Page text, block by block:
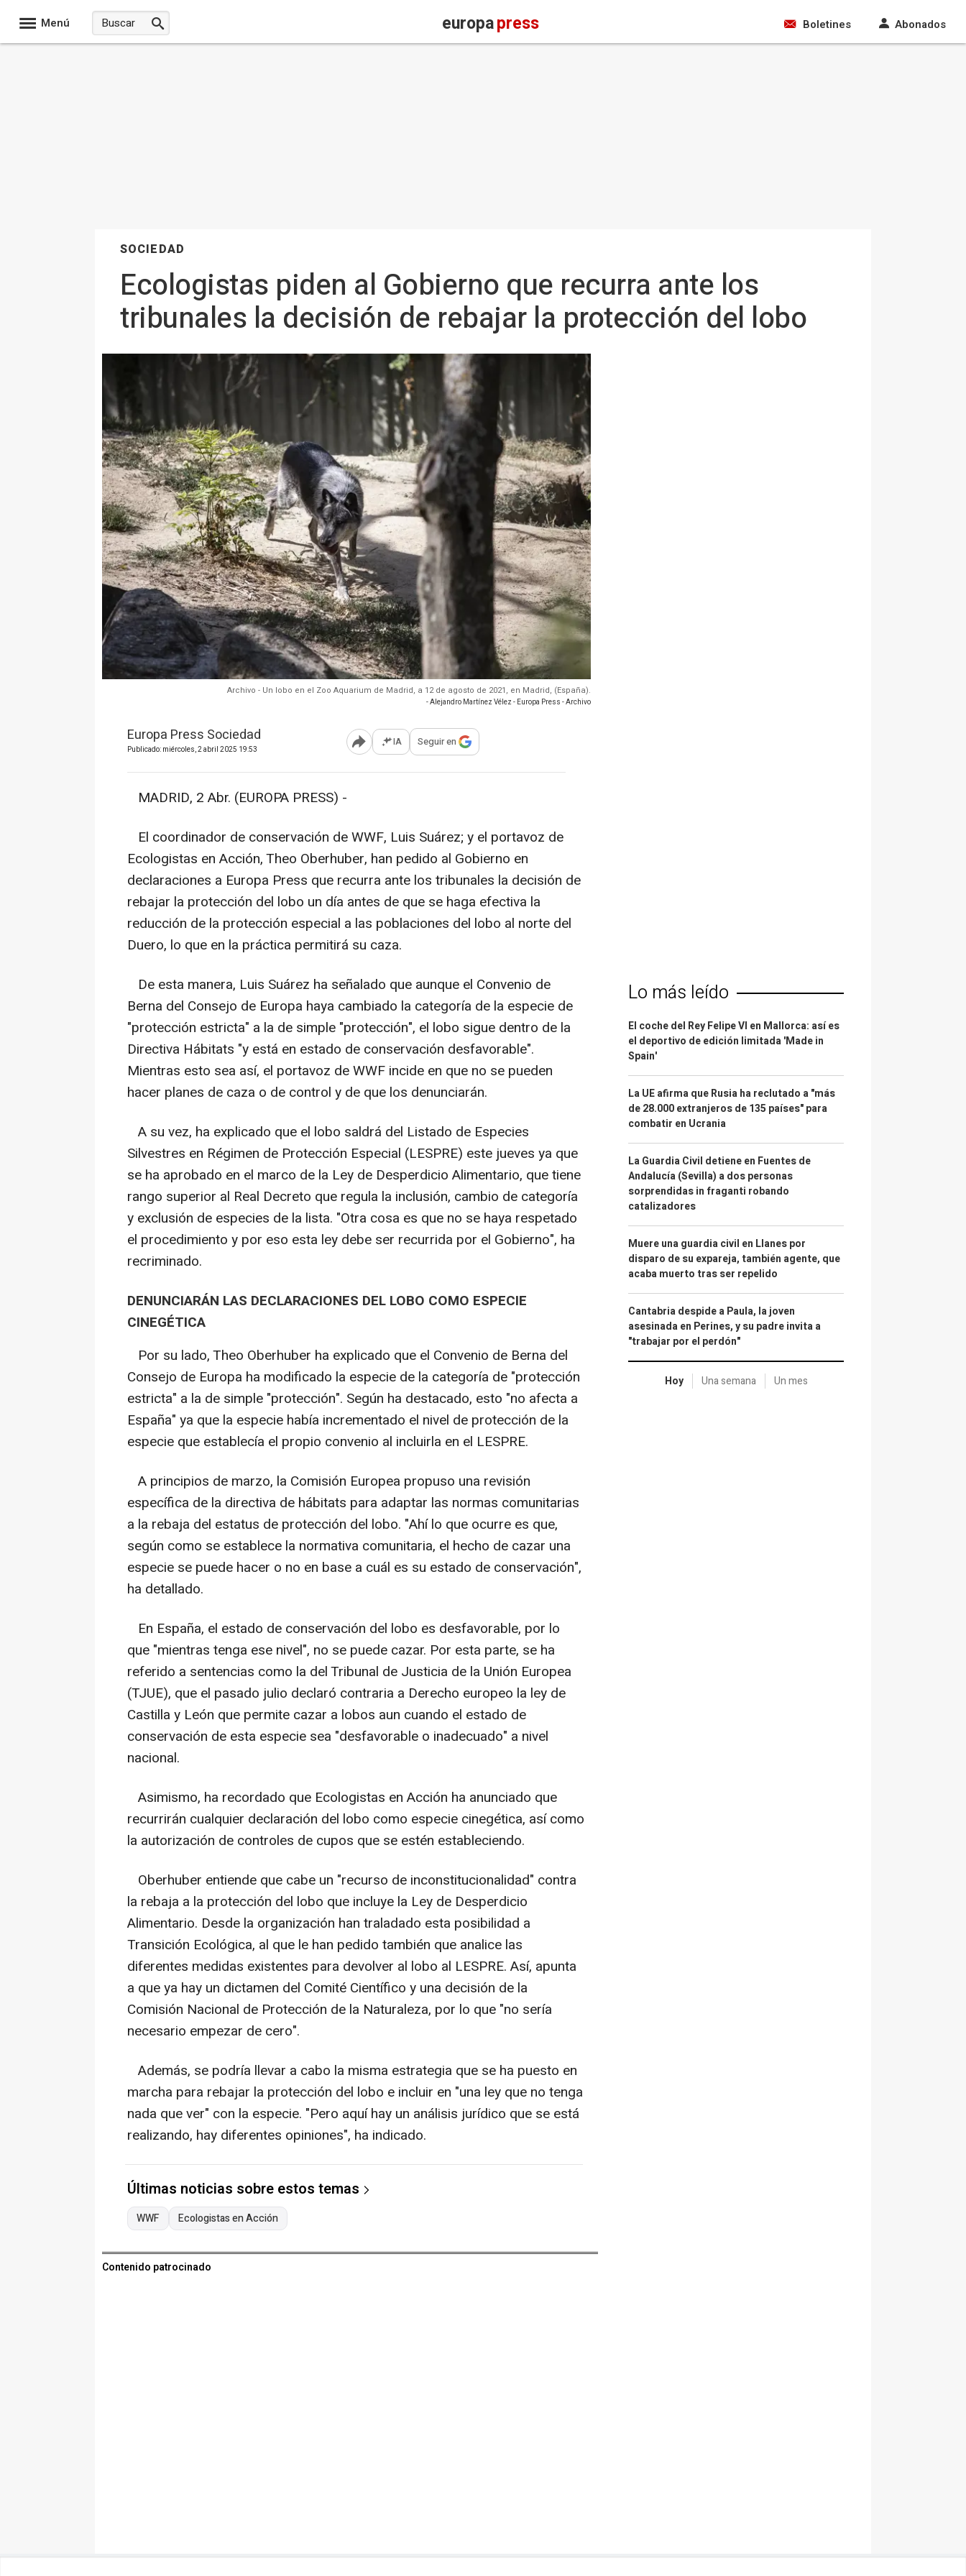
Menú europapress Boletines Abonados
SOCIEDAD
Ecologistas piden al Gobierno que recurra ante los
tribunales la decisión de rebajar la protección del lobo
Archivo - Un lobo en el Zoo Aquarium de Madrid, a 12 de agosto de 2021, en Madrid, (España).
- Alejandro Martínez Vélez - Europa Press - Archivo
Europa Press Sociedad
Publicado: miércoles, 2 abril 2025 19:53 Abrir opciones para compartir
IA Seguir en
MADRID, 2 Abr. (EUROPA PRESS) -
El coordinador de conservación de WWF, Luis Suárez; y el portavoz de
Ecologistas en Acción, Theo Oberhuber, han pedido al Gobierno en
declaraciones a Europa Press que recurra ante los tribunales la decisión de
rebajar la protección del lobo un día antes de que se haga efectiva la
reducción de la protección especial a las poblaciones del lobo al norte del
Duero, lo que en la práctica permitirá su caza.
De esta manera, Luis Suárez ha señalado que aunque el Convenio de
Berna del Consejo de Europa haya cambiado la categoría de la especie de
"protección estricta" a la de simple "protección", el lobo sigue dentro de la
Directiva Hábitats "y está en estado de conservación desfavorable".
Mientras esto sea así, el portavoz de WWF incide en que no se pueden
hacer planes de caza o de control y de que los denunciarán.
A su vez, ha explicado que el lobo saldrá del Listado de Especies
Silvestres en Régimen de Protección Especial (LESPRE) este jueves ya que
se ha aprobado en el marco de la Ley de Desperdicio Alimentario, que tiene
rango superior al Real Decreto que regula la inclusión, cambio de categoría
y exclusión de especies de la lista. "Otra cosa es que no se haya respetado
el procedimiento y por eso esta ley debe ser recurrida por el Gobierno", ha
recriminado.
DENUNCIARÁN LAS DECLARACIONES DEL LOBO COMO ESPECIE
CINEGÉTICA
Por su lado, Theo Oberhuber ha explicado que el Convenio de Berna del
Consejo de Europa ha modificado la especie de la categoría de "protección
estricta" a la de simple "protección". Según ha destacado, esto "no afecta a
España" ya que la especie había incrementado el nivel de protección de la
especie que establecía el propio convenio al incluirla en el LESPRE.
A principios de marzo, la Comisión Europea propuso una revisión
específica de la directiva de hábitats para adaptar las normas comunitarias
a la rebaja del estatus de protección del lobo. "Ahí lo que ocurre es que,
según como se establece la normativa comunitaria, el hecho de cazar una
especie se puede hacer o no en base a cuál es su estado de conservación",
ha detallado.
En España, el estado de conservación del lobo es desfavorable, por lo
que "mientras tenga ese nivel", no se puede cazar. Por esta parte, se ha
referido a sentencias como la del Tribunal de Justicia de la Unión Europea
(TJUE), que el pasado julio declaró contraria a Derecho europeo la ley de
Castilla y León que permite cazar a lobos aun cuando el estado de
conservación de esta especie sea "desfavorable o inadecuado" a nivel
nacional.
Asimismo, ha recordado que Ecologistas en Acción ha anunciado que
recurrirán cualquier declaración del lobo como especie cinegética, así como
la autorización de controles de cupos que se estén estableciendo.
Oberhuber entiende que cabe un "recurso de inconstitucionalidad" contra
la rebaja a la protección del lobo que incluye la Ley de Desperdicio
Alimentario. Desde la organización han traladado esta posibilidad a
Transición Ecológica, al que le han pedido también que analice las
diferentes medidas existentes para devolver al lobo al LESPRE. Así, apunta
a que ya hay un dictamen del Comité Científico y una decisión de la
Comisión Nacional de Protección de la Naturaleza, por lo que "no sería
necesario empezar de cero".
Además, se podría llevar a cabo la misma estrategia que se ha puesto en
marcha para rebajar la protección del lobo e incluir en "una ley que no tenga
nada que ver" con la especie. "Pero aquí hay un análisis jurídico que se está
realizando, hay diferentes opiniones", ha indicado.
Últimas noticias sobre estos temas
WWF Ecologistas en Acción
Contenido patrocinado
Lo más leído
El coche del Rey Felipe VI en Mallorca: así es
el deportivo de edición limitada 'Made in
Spain'
La UE afirma que Rusia ha reclutado a "más
de 28.000 extranjeros de 135 países" para
combatir en Ucrania
La Guardia Civil detiene en Fuentes de
Andalucía (Sevilla) a dos personas
sorprendidas in fraganti robando
catalizadores
Muere una guardia civil en Llanes por
disparo de su expareja, también agente, que
acaba muerto tras ser repelido
Cantabria despide a Paula, la joven
asesinada en Perines, y su padre invita a
"trabajar por el perdón"
Hoy Una semana Un mes